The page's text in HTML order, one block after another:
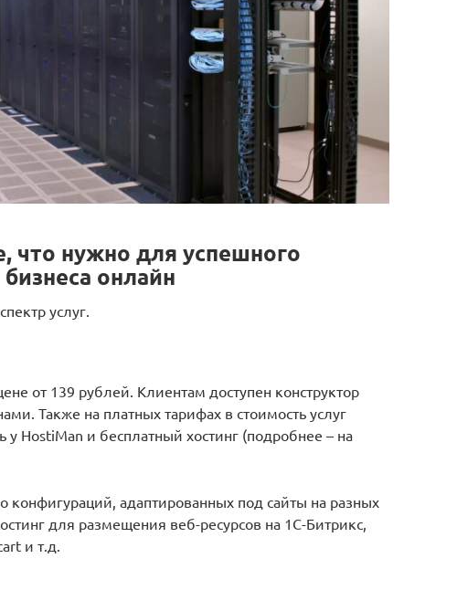
что нужно для успешного
онлайн
услуг.
от 139 рублей. Клиентам доступен конструктор
Также на платных тарифах в стоимость услуг
у HostiMan и бесплатный хостинг (подробнее – на
конфигураций, адаптированных под сайты на разных
для размещения веб-ресурсов на 1С-Битрикс,
и т.д.